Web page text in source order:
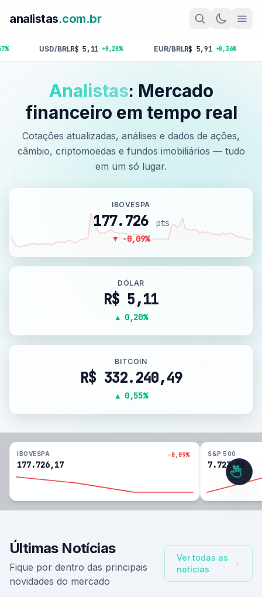
analistas.com.br
R$ 5,11 +0,20% EUR/BRLR$ 5,91 +0,36% GBP/BRLR$
Analistas: Mercado
financeiro em tempo real
Cotações atualizadas, análises e dados de ações,
câmbio, criptomoedas e fundos imobiliários — tudo
em um só lugar.
IBOVESPA
177.726
pts
▼ -0,09%
DÓLAR
R$ 5,11
▲ 0,20%
BITCOIN
R$ 332.240,49
▲ 0,55%
IBOVESPA
177.726,17
-0,09% S&P 500
7.723,55
Últimas Notícias
Fique por dentro das principais
novidades do mercado
Ver todas as
notícias